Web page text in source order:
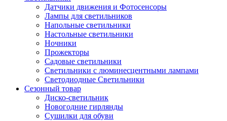
Датчики движения и Фотосенсоры
Лампы для светильников
Напольные светильники
Настольные светильники
Ночники
Прожекторы
Садовые светильники
Светильники с люминесцентными лампами
Светодиодные Светильники
Сезонный товар
Диско-светильник
Новогодние гирлянды
Сушилки для обуви